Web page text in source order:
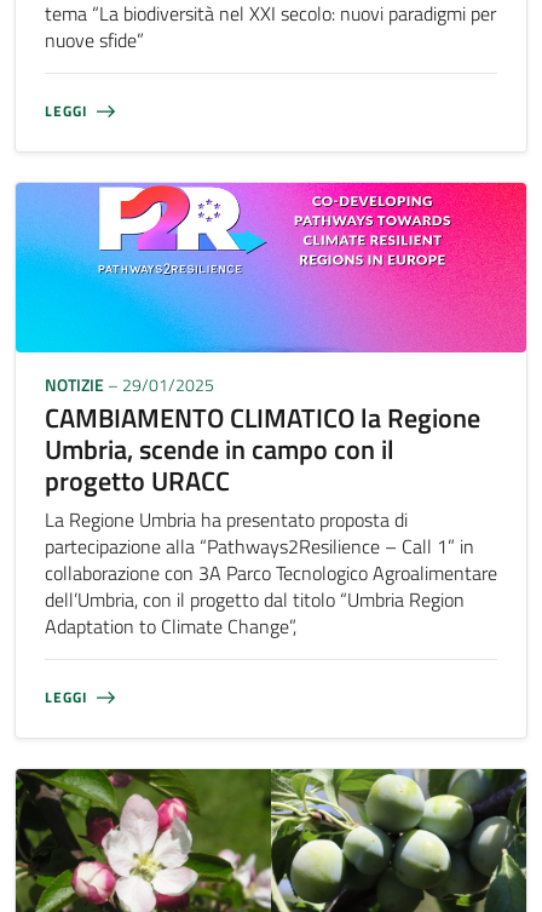
tema “La biodiversità nel XXI secolo: nuovi paradigmi per
nuove sfide”
LEGGI
NOTIZIE– 29/01/2025
CAMBIAMENTO CLIMATICO la Regione
Umbria, scende in campo con il
progetto URACC
La Regione Umbria ha presentato proposta di
partecipazione alla “Pathways2Resilience – Call 1” in
collaborazione con 3A Parco Tecnologico Agroalimentare
dell’Umbria, con il progetto dal titolo “Umbria Region
Adaptation to Climate Change”,
LEGGI